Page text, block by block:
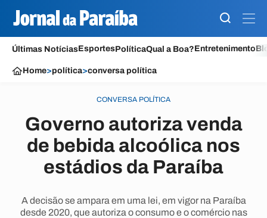
Últimas NotíciasEsportesPolíticaQual a Boa?Entretenimento
Home>política>conversa política
CONVERSA POLÍTICA
Governo autoriza venda
de bebida alcoólica nos
estádios da Paraíba
A decisão se ampara em uma lei, em vigor na Paraíba
desde 2020, que autoriza o consumo e o comércio nas